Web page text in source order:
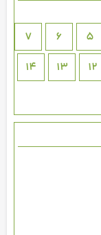
5
6
7
12
13
14